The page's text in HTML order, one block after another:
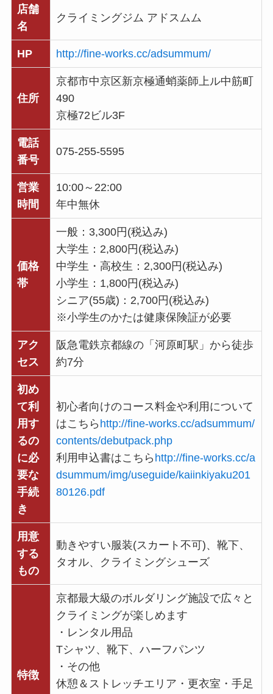
店舗
名
クライミングジム アドスムム
HP http://fine-works.cc/adsummum/
住所
京都市中京区新京極通蛸薬師上ル中筋町
490
京極72ビル3F
電話
番号
075-255-5595
営業
時間
10:00～22:00
年中無休
価格
帯
一般：3,300円(税込み)
大学生：2,800円(税込み)
中学生・高校生：2,300円(税込み)
小学生：1,800円(税込み)
シニア(55歳)：2,700円(税込み)
※小学生のかたは健康保険証が必要
アク
セス
阪急電鉄京都線の「河原町駅」から徒歩
約7分
初め
て利
用す
るの
に必
要な
手続
き
初心者向けのコース料金や利用について
はこちら http://fine-works.cc/adsummum/
contents/debutpack.php
利用申込書はこちら http://fine-works.cc/a
dsummum/img/useguide/kaiinkiyaku201
80126.pdf
用意
する
もの
動きやすい服装(スカート不可)、靴下、
タオル、クライミングシューズ
特徴
京都最大級のボルダリング施設で広々と
クライミングが楽しめます
・レンタル用品
Tシャツ、靴下、ハーフパンツ
・その他
休憩＆ストレッチエリア・更衣室・手足